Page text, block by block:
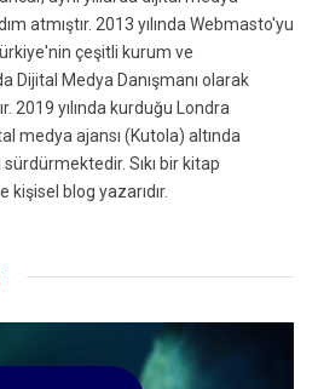
atmıştır. 2013 yılında Webmasto'yu
çeşitli kurum ve
Dijital Medya Danışmanı olarak
2019 yılında kurduğu Londra
medya ajansı (Kutola) altında
sürdürmektedir. Sıkı bir kitap
kişisel blog yazarıdır.